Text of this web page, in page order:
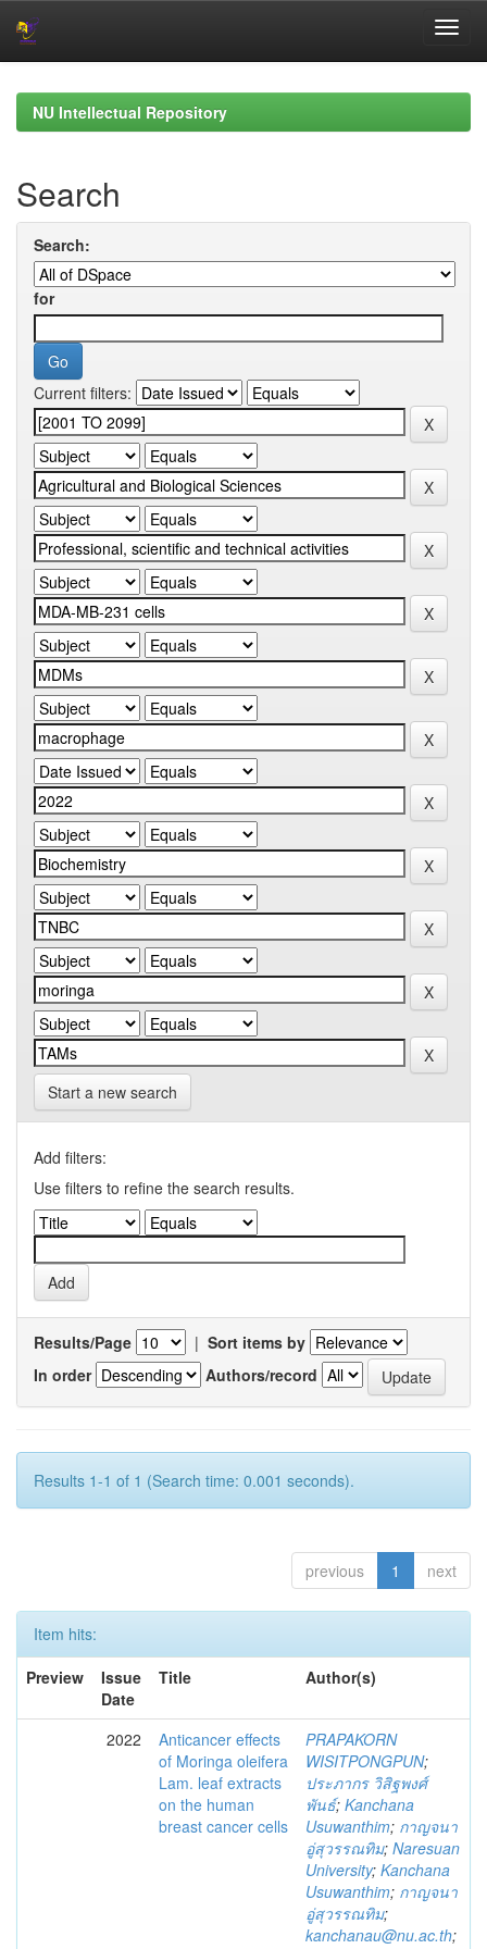
navigationNU Intellectual Repository
Search
Search:
for
Current filters:
Start a new search
Add filters:
Use filters to refine the search results.
Results/Page | Sort items by
In order
Authors/record
Results 1-1 of 1 (Search time: 0.001 seconds).
previous 1 next
Item hits:
Preview
Issue
Date
Title Author(s)
2022
Anticancer effects
of Moringa oleifera
Lam. leaf extracts
on the human
breast cancer cells
PRAPAKORN
WISITPONGPUN;
ประภากร วิสิฐพงศ์
พันธ์; Kanchana
Usuwanthim; กาญจนา
อู่สุวรรณทิม; Naresuan
University; Kanchana
Usuwanthim; กาญจนา
อู่สุวรรณทิม;
kanchanau@nu.ac.th;